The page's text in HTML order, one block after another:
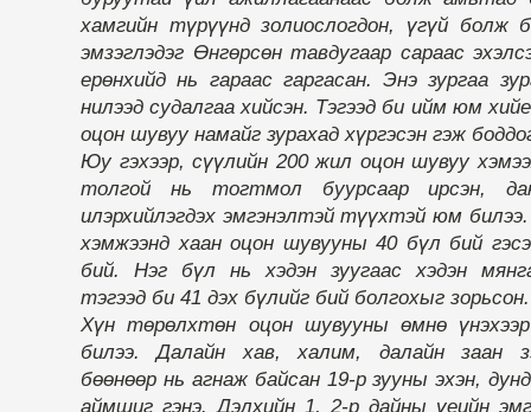
хамгийн түрүүнд золиослогдон, үгүй болж
эмзэглэдэг Өнгөрсөн тавдугаар сараас
ерөнхийд нь гараас гаргасан. Энэ зургаа
нилээд судалгаа хийсэн. Тэгээд би ийм юм
оцон шувуу намайг зурахад хүргэсэн гэж
Юу гэхээр, сүүлийн 200 жил оцон шувуу
толгой нь тогтмол буурсаар ирсэн,
илэрхийлэгдэх эмгэнэлтэй түүхтэй юм
хэмжээнд хаан оцон шувууны 40 бүл бий
бий. Нэг бүл нь хэдэн зуугаас хэдэн
тэгээд би 41 дэх бүлийг бий болгохыг зорьсон.
Хүн төрөлхтөн оцон шувууны өмнө
билээ. Далайн хав, халим, далайн заан
бөөнөөр нь агнаж байсан 19-р зууны эхэн,
аймшиг гэнэ. Дэлхийн 1, 2-р дайны үеийн